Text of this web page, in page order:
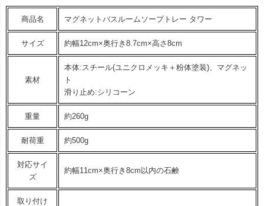
商品名 マグネットバスルームソープトレー タワー
サイズ 約幅12cm×奥行き8.7cm×高さ8cm
素材
本体:スチール(ユニクロメッキ＋粉体塗装)、マグネッ
ト
滑り止め:シリコーン
重量 約260g
耐荷重 約500g
対応サイ
ズ
約幅11cm×奥行き8cm以内の石鹸
取り付け